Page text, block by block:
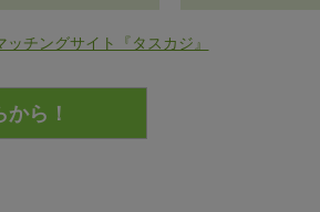
チングサイト『タスカジ』